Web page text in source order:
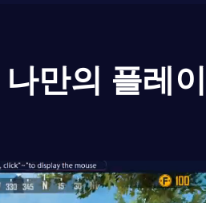
만의 플레